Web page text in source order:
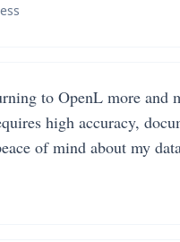
to OpenL more and
high accuracy,
of mind about my